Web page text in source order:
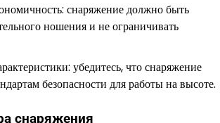
снаряжение должно быть
ношения и не ограничивать
убедитесь, что снаряжение
безопасности для работы на высоте.
снаряжения